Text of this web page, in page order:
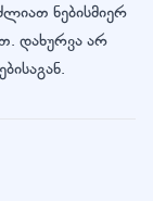
ნებისმიერ
დახურვა არ